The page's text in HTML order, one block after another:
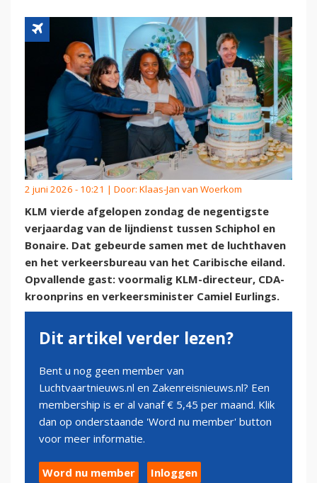
2 juni 2026 - 10:21 | Door: Klaas-Jan van Woerkom
KLM vierde afgelopen zondag de negentigste
verjaardag van de lijndienst tussen Schiphol en
Bonaire. Dat gebeurde samen met de luchthaven
en het verkeersbureau van het Caribische eiland.
Opvallende gast: voormalig KLM-directeur, CDA-
kroonprins en verkeersminister Camiel Eurlings.
Dit artikel verder lezen?
Bent u nog geen member van
Luchtvaartnieuws.nl en Zakenreisnieuws.nl? Een
membership is er al vanaf € 5,45 per maand. Klik
dan op onderstaande 'Word nu member' button
voor meer informatie.
Word nu member Inloggen